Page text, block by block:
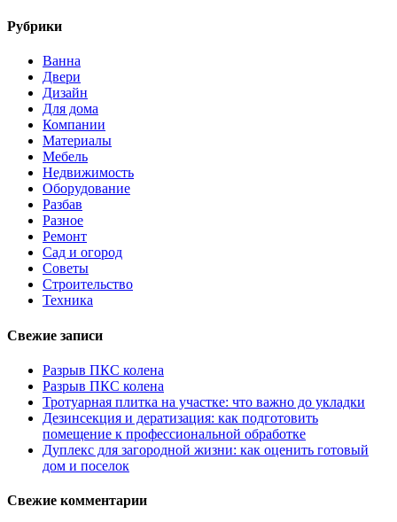
Рубрики
Ванна
Двери
Дизайн
Для дома
Компании
Материалы
Мебель
Недвижимость
Оборудование
Разбав
Разное
Ремонт
Сад и огород
Советы
Строительство
Техника
Свежие записи
Разрыв ПКС колена
Разрыв ПКС колена
Тротуарная плитка на участке: что важно до укладки
Дезинсекция и дератизация: как подготовить
помещение к профессиональной обработке
Дуплекс для загородной жизни: как оценить готовый
дом и поселок
Свежие комментарии